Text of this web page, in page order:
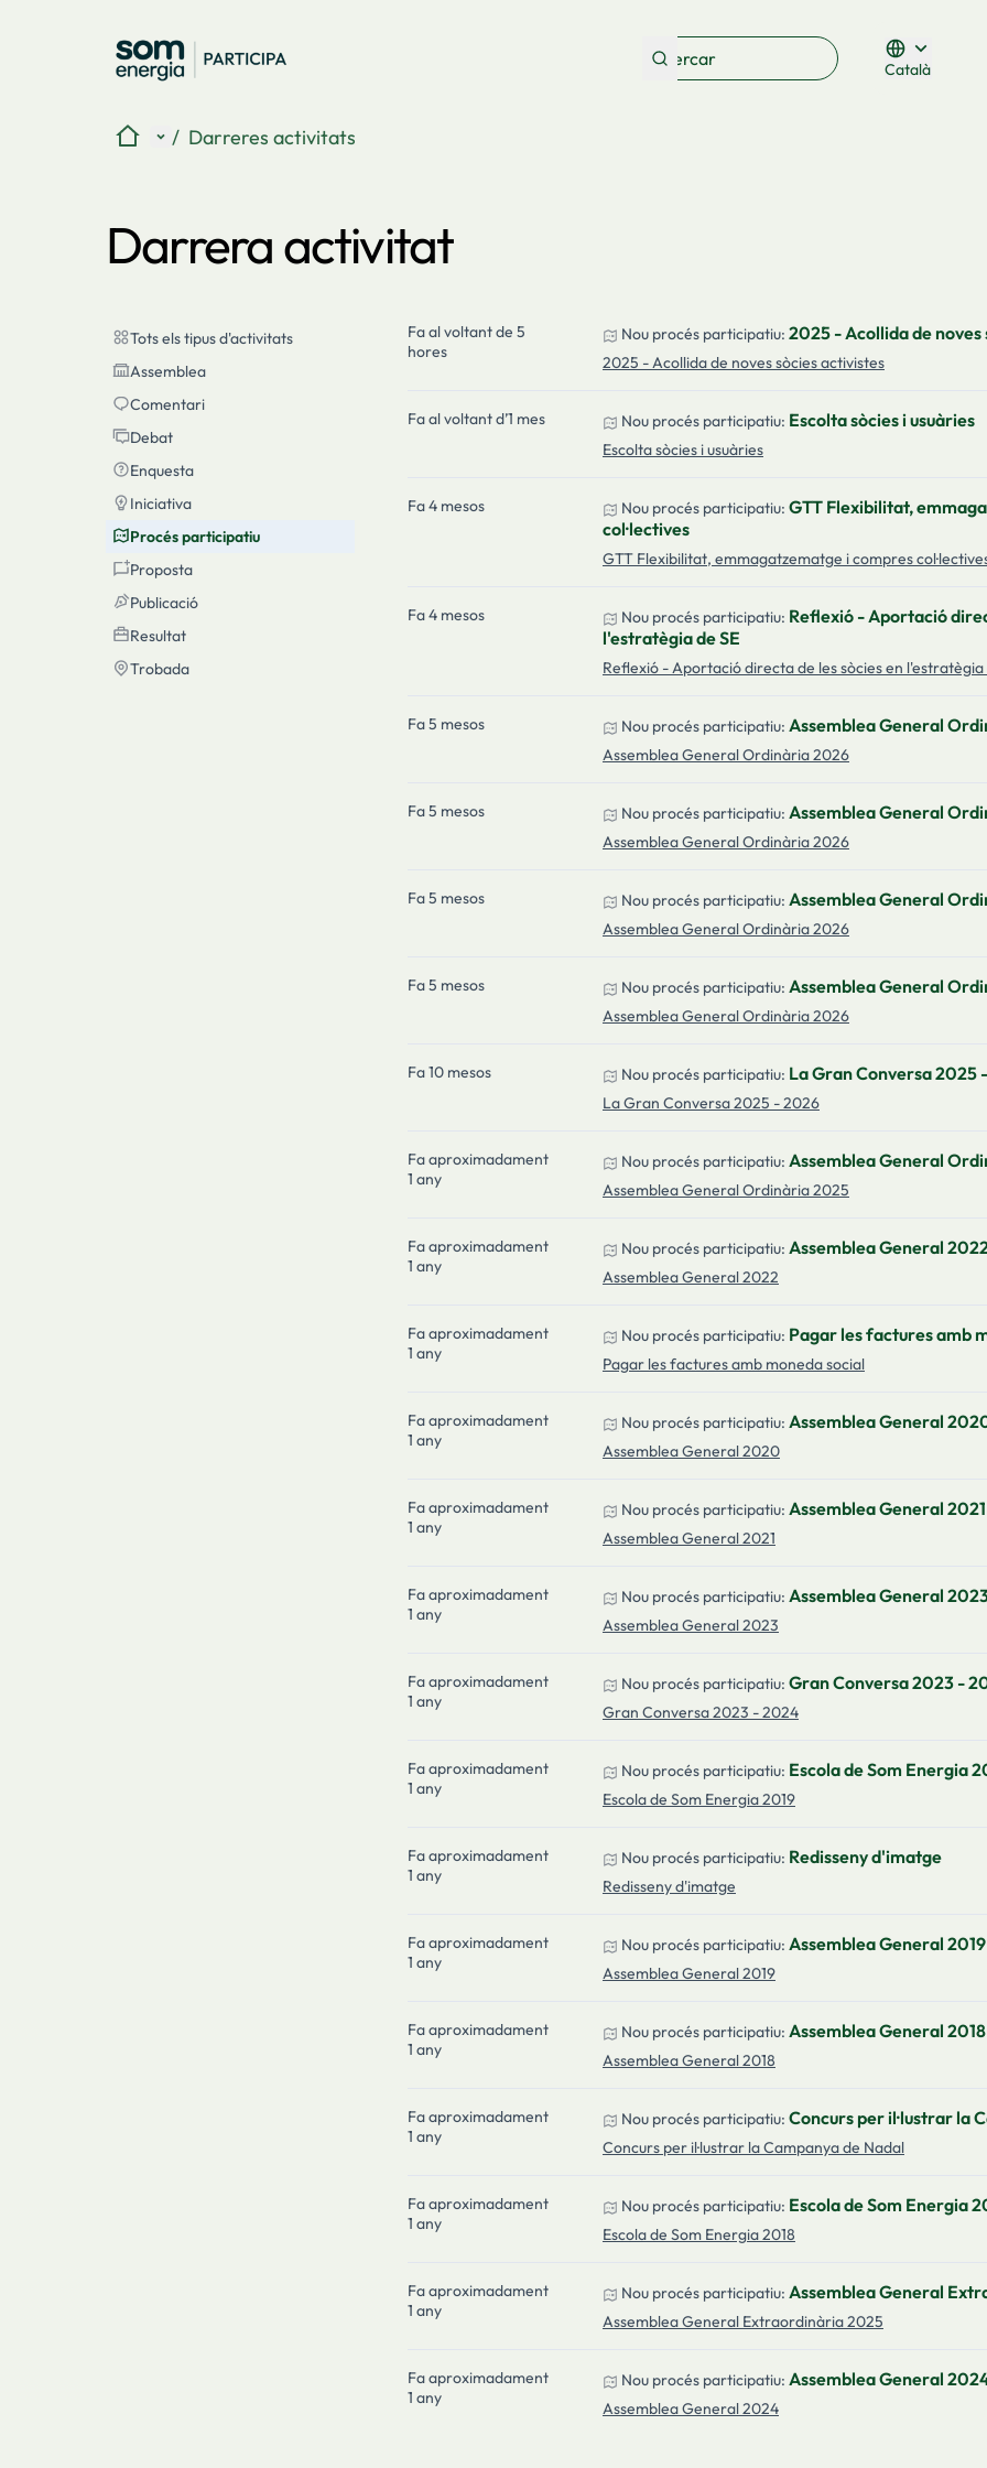
Català
Triar la
Inici Menú principal
/ Darreres activitats
Darrera activitat
Tots els tipus d'activitats
Tots els tipus d'activitats
Assemblea
Assemblea
Comentari
Comentari
DebatDebat
Enquesta
Enquesta
Iniciativa
Iniciativa
Procés participatiu
Procés participatiu
Proposta
Proposta
Publicació
Publicació
Resultat
Resultat
Trobada
Trobada
Fa al voltant de 5
hores
Nou procés participatiu: 2025 - Acollida de noves
2025 - Acollida de noves sòcies activistes
Fa al voltant d’1 mes Nou procés participatiu: Escolta sòcies i usuàries
Escolta sòcies i usuàries
Fa 4 mesos Nou procés participatiu: GTT Flexibilitat,
col·lectives
GTT Flexibilitat, emmagatzematge i compres
Fa 4 mesos Nou procés participatiu: Reflexió - Aportació
l'estratègia de SE
Reflexió - Aportació directa de les sòcies en l'estratègia
Fa 5 mesos Nou procés participatiu: Assemblea General
Assemblea General Ordinària 2026
Fa 5 mesos Nou procés participatiu: Assemblea General
Assemblea General Ordinària 2026
Fa 5 mesos Nou procés participatiu: Assemblea General
Assemblea General Ordinària 2026
Fa 5 mesos Nou procés participatiu: Assemblea General
Assemblea General Ordinària 2026
Fa 10 mesos Nou procés participatiu: La Gran Conversa 2025
La Gran Conversa 2025 - 2026
Fa aproximadament
1 any
Nou procés participatiu: Assemblea General
Assemblea General Ordinària 2025
Fa aproximadament
1 any
Nou procés participatiu: Assemblea General
Assemblea General 2022
Fa aproximadament
1 any
Nou procés participatiu: Pagar les factures amb
Pagar les factures amb moneda social
Fa aproximadament
1 any
Nou procés participatiu: Assemblea General
Assemblea General 2020
Fa aproximadament
1 any
Nou procés participatiu: Assemblea General 2021
Assemblea General 2021
Fa aproximadament
1 any
Nou procés participatiu: Assemblea General
Assemblea General 2023
Fa aproximadament
1 any
Nou procés participatiu: Gran Conversa 2023 -
Gran Conversa 2023 - 2024
Fa aproximadament
1 any
Nou procés participatiu: Escola de Som Energia
Escola de Som Energia 2019
Fa aproximadament
1 any
Nou procés participatiu: Redisseny d'imatge
Redisseny d'imatge
Fa aproximadament
1 any
Nou procés participatiu: Assemblea General 2019
Assemblea General 2019
Fa aproximadament
1 any
Nou procés participatiu: Assemblea General 2018
Assemblea General 2018
Fa aproximadament
1 any
Nou procés participatiu: Concurs per il·lustrar la
Concurs per il·lustrar la Campanya de Nadal
Fa aproximadament
1 any
Nou procés participatiu: Escola de Som Energia
Escola de Som Energia 2018
Fa aproximadament
1 any
Nou procés participatiu: Assemblea General
Assemblea General Extraordinària 2025
Fa aproximadament
1 any
Nou procés participatiu: Assemblea General
Assemblea General 2024